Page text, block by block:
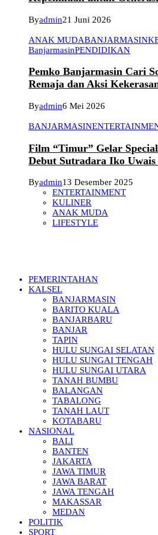
Byadmin21 Juni 2026
ANAK MUDABANJARMASIN
BanjarmasinPENDIDIKAN
Pemko Banjarmasin Cari
Remaja dan Aksi
Byadmin6 Mei 2026
BANJARMASIN
Film “Timur” Gelar
Debut Sutradara Iko
Byadmin13 Desember 2025
ENTERTAINMENT
KULINER
ANAK MUDA
LIFESTYLE
PEMERINTAHAN
KALSEL
BANJARMASIN
BARITO KUALA
BANJARBARU
BANJAR
TAPIN
HULU SUNGAI SELATAN
HULU SUNGAI TENGAH
HULU SUNGAI UTARA
TANAH BUMBU
BALANGAN
TABALONG
TANAH LAUT
KOTABARU
NASIONAL
BALI
BANTEN
JAKARTA
JAWA TIMUR
JAWA BARAT
JAWA TENGAH
MAKASSAR
MEDAN
POLITIK
SPORT